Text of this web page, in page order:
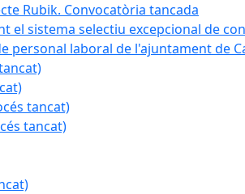
Rubik. Convocatòria tancada
el sistema selectiu excepcional de
personal laboral de l'ajuntament de
tancat)
tancat)